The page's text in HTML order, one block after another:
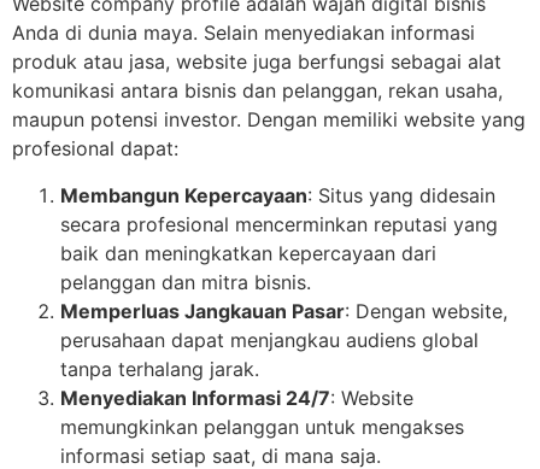
Anda di dunia maya. Selain menyediakan informasi
produk atau jasa, website juga berfungsi sebagai alat
komunikasi antara bisnis dan pelanggan, rekan usaha,
maupun potensi investor. Dengan memiliki website yang
profesional dapat:
Membangun Kepercayaan: Situs yang didesain
secara profesional mencerminkan reputasi yang
baik dan meningkatkan kepercayaan dari
pelanggan dan mitra bisnis.
Memperluas Jangkauan Pasar: Dengan website,
perusahaan dapat menjangkau audiens global
tanpa terhalang jarak.
Menyediakan Informasi 24/7: Website
memungkinkan pelanggan untuk mengakses
informasi setiap saat, di mana saja.